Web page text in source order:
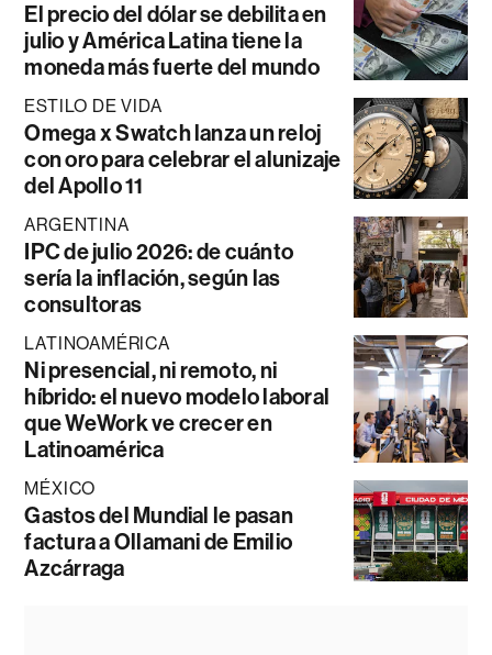
El precio del dólar se debilita en
julio y América Latina tiene la
moneda más fuerte del mundo
ESTILO DE VIDA
Omega x Swatch lanza un reloj
con oro para celebrar el alunizaje
del Apollo 11
ARGENTINA
IPC de julio 2026: de cuánto
sería la inflación, según las
consultoras
LATINOAMÉRICA
Ni presencial, ni remoto, ni
híbrido: el nuevo modelo laboral
que WeWork ve crecer en
Latinoamérica
MÉXICO
Gastos del Mundial le pasan
factura a Ollamani de Emilio
Azcárraga